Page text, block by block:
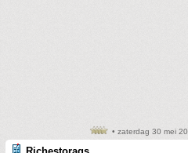
• zaterdag 30 mei